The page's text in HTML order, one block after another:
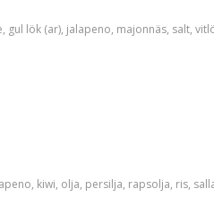
, gul lök (ar), jalapeno, majonnäs, salt,
, kiwi, olja, persilja, rapsolja, ris,